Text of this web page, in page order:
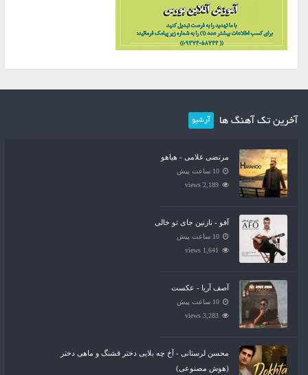
آخرین تک آهنگ ها آرشیو
مرتضی غلامی - هیاهو
10 ساعت پیش
2,189 views
آفو - نازنین جای تو خالی
10 ساعت پیش
1,641 views
آصف آریا - عکست
10 ساعت پیش
3,283 views
محسن لرستانی - آخ چه بلایی دختر قشنگ و ماهی دختر
(هوش مصنوعی)